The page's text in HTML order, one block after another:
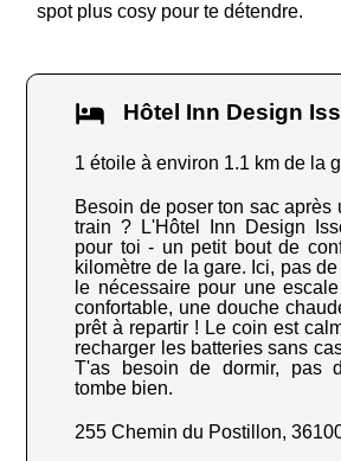
spot plus cosy pour te détendre.
Hôtel Inn Design
1 étoile à environ 1.1 km de la
Besoin de poser ton sac après
train ? L'Hôtel Inn Design
pour toi - un petit bout de
kilomètre de la gare. Ici, pas
le nécessaire pour une
confortable, une douche
prêt à repartir ! Le coin est
recharger les batteries sans
T'as besoin de dormir, pas
tombe bien.
255 Chemin du Postillon,